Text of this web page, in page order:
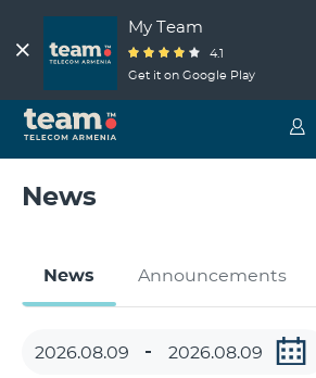
My Team
4.1
Get it on Google Play
News
News Announcements